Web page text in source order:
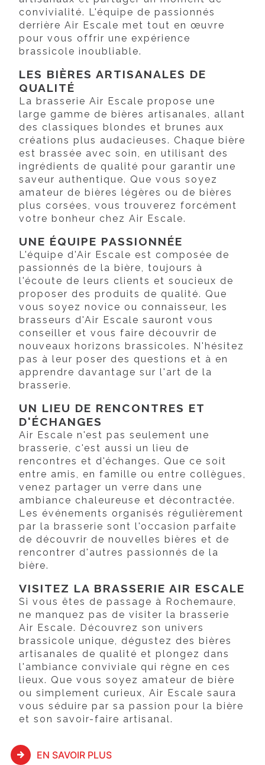
convivialité. L'équipe de passionnés
derrière Air Escale met tout en œuvre
pour vous offrir une expérience
brassicole inoubliable.
LES BIÈRES ARTISANALES DE
QUALITÉ
La brasserie Air Escale propose une
large gamme de bières artisanales, allant
des classiques blondes et brunes aux
créations plus audacieuses. Chaque bière
est brassée avec soin, en utilisant des
ingrédients de qualité pour garantir une
saveur authentique. Que vous soyez
amateur de bières légères ou de bières
plus corsées, vous trouverez forcément
votre bonheur chez Air Escale.
UNE ÉQUIPE PASSIONNÉE
L'équipe d'Air Escale est composée de
passionnés de la bière, toujours à
l'écoute de leurs clients et soucieux de
proposer des produits de qualité. Que
vous soyez novice ou connaisseur, les
brasseurs d'Air Escale sauront vous
conseiller et vous faire découvrir de
nouveaux horizons brassicoles. N'hésitez
pas à leur poser des questions et à en
apprendre davantage sur l'art de la
brasserie.
UN LIEU DE RENCONTRES ET
D'ÉCHANGES
Air Escale n'est pas seulement une
brasserie, c'est aussi un lieu de
rencontres et d'échanges. Que ce soit
entre amis, en famille ou entre collègues,
venez partager un verre dans une
ambiance chaleureuse et décontractée.
Les événements organisés régulièrement
par la brasserie sont l'occasion parfaite
de découvrir de nouvelles bières et de
rencontrer d'autres passionnés de la
bière.
VISITEZ LA BRASSERIE AIR ESCALE
Si vous êtes de passage à Rochemaure,
ne manquez pas de visiter la brasserie
Air Escale. Découvrez son univers
brassicole unique, dégustez des bières
artisanales de qualité et plongez dans
l'ambiance conviviale qui règne en ces
lieux. Que vous soyez amateur de bière
ou simplement curieux, Air Escale saura
vous séduire par sa passion pour la bière
et son savoir-faire artisanal.
EN SAVOIR PLUS